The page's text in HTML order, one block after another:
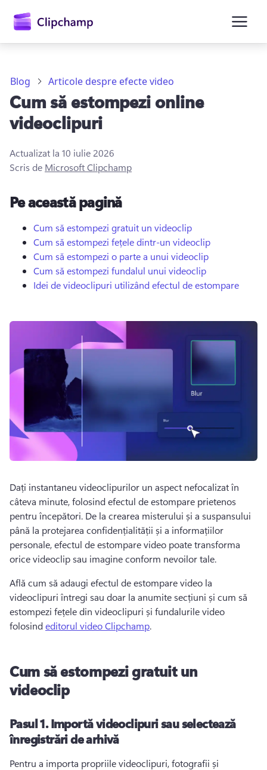
principal
Încercați gratuit
Blog Articole despre efecte video
Cum să estompezi online
videoclipuri
Actualizat la 10 iulie 2026
Scris de Microsoft Clipchamp
Pe această pagină
Cum să estompezi gratuit un videoclip
Cum să estompezi fețele dintr-un videoclip
Cum să estompezi o parte a unui videoclip
Cum să estompezi fundalul unui videoclip
Idei de videoclipuri utilizând efectul de estompare
Dați instantaneu videoclipurilor un aspect nefocalizat în
câteva minute, folosind efectul de estompare prietenos
pentru începători. De la crearea misterului și a suspansului
până la protejarea confidențialității și a informațiilor
personale, efectul de estompare video poate transforma
orice videoclip sau imagine conform nevoilor tale.
Află cum să adaugi efectul de estompare video la
videoclipuri întregi sau doar la anumite secțiuni și cum să
estompezi fețele din videoclipuri și fundalurile video
folosind editorul video Clipchamp.
Cum să estompezi gratuit un
videoclip
Pasul 1.Importă videoclipuri sau selectează
înregistrări de arhivă
Pentru a importa propriile videoclipuri, fotografii și